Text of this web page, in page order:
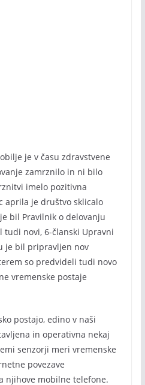
je v času zdravstvene
zamrznilo in ni bilo
imelo pozitivna
aprila je društvo sklicalo
bil Pravilnik o delovanju
tudi novi, 6-članski Upravni
je bil pripravljen nov
so predvideli tudi novo
vremenske postaje
postajo, edino v naši
in operativna nekaj
senzorji meri vremenske
povezave
njihove mobilne telefone.